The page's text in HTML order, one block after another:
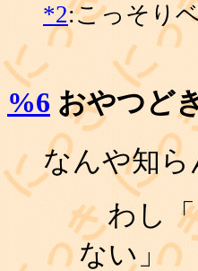
*2:こっそり
%6 おやつど
なんや知
わし「
ない」